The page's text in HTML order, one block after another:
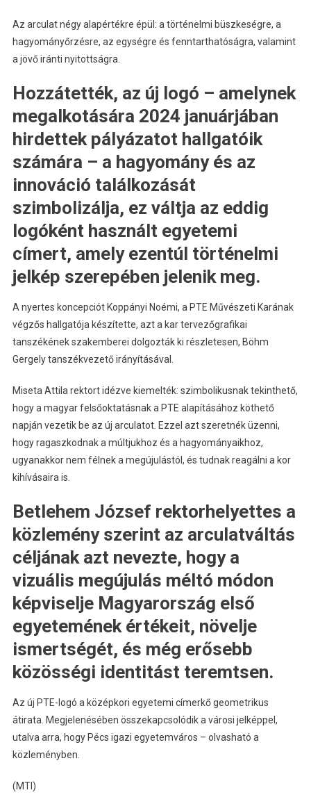
Az arculat négy alapértékre épül: a történelmi büszkeségre, a
hagyományőrzésre, az egységre és fenntarthatóságra, valamint
a jövő iránti nyitottságra.
Hozzátették, az új logó – amelynek
megalkotására 2024 januárjában
hirdettek pályázatot hallgatóik
számára – a hagyomány és az
innováció találkozását
szimbolizálja, ez váltja az eddig
logóként használt egyetemi
címert, amely ezentúl történelmi
jelkép szerepében jelenik meg.
A nyertes koncepciót Koppányi Noémi, a PTE Művészeti Karának
végzős hallgatója készítette, azt a kar tervezőgrafikai
tanszékének szakemberei dolgozták ki részletesen, Böhm
Gergely tanszékvezető irányításával.
Miseta Attila rektort idézve kiemelték: szimbolikusnak tekinthető,
hogy a magyar felsőoktatásnak a PTE alapításához köthető
napján vezetik be az új arculatot. Ezzel azt szeretnék üzenni,
hogy ragaszkodnak a múltjukhoz és a hagyományaikhoz,
ugyanakkor nem félnek a megújulástól, és tudnak reagálni a kor
kihívásaira is.
Betlehem József rektorhelyettes a
közlemény szerint az arculatváltás
céljának azt nevezte, hogy a
vizuális megújulás méltó módon
képviselje Magyarország első
egyetemének értékeit, növelje
ismertségét, és még erősebb
közösségi identitást teremtsen.
Az új PTE-logó a középkori egyetemi címerkő geometrikus
átirata. Megjelenésében összekapcsolódik a városi jelképpel,
utalva arra, hogy Pécs igazi egyetemváros – olvasható a
közleményben.
(MTI)